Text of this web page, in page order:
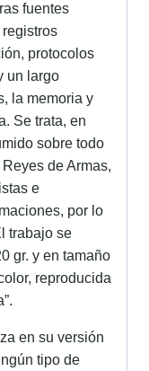
fuentes
protocolos
un largo
la memoria y
Se trata, en
sobre todo
de Armas,
e
por lo
trabajo se
gr. y en tamaño
reproducida
en su versión
tipo de